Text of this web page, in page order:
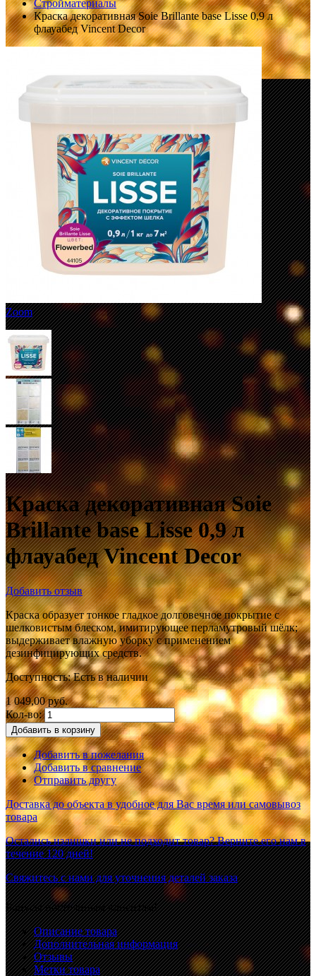
Стройматериалы
Краска декоративная Soie Brillante base Lisse 0,9 л
флауабед Vincent Decor
Zoom
Краска декоративная Soie
Brillante base Lisse 0,9 л
флауабед Vincent Decor
Добавить отзыв
Краска образует тонкое гладкое долговечное покрытие с
шелковистым блеском, имитирующее перламутровый шёлк;
выдерживает влажную уборку с применением
дезинфицирующих средств.
Доступность:Есть в наличии
1 049,00 руб.
Кол-во:
Добавить в корзину
Добавить в пожелания
Добавить в сравнение
Отправить другу
Доставка до объекта в удобное для Вас время или самовывоз
товара
Остались излишки или не подходит товар? Верните его нам в
течение 120 дней!
Свяжитесь с нами для уточнения деталей заказа
Бонусы постоянным клиентам!
Описание товара
Дополнительная информация
Отзывы
Метки товара